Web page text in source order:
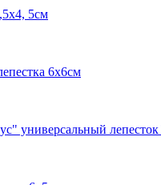
5см
6х6см
универсальный лепесток